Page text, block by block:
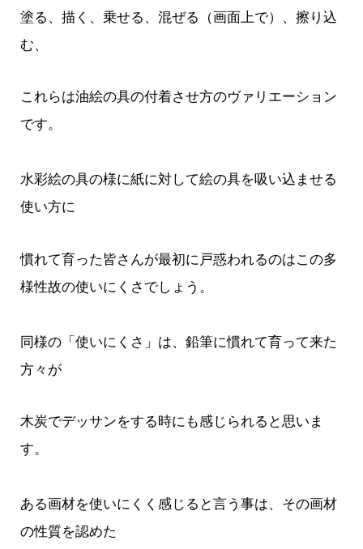
塗る、描く、乗せる、混ぜる（画面上で）、擦り込
む、
これらは油絵の具の付着させ方のヴァリエーション
です。
水彩絵の具の様に紙に対して絵の具を吸い込ませる
使い方に
慣れて育った皆さんが最初に戸惑われるのはこの多
様性故の使いにくさでしょう。
同様の「使いにくさ」は、鉛筆に慣れて育って来た
方々が
木炭でデッサンをする時にも感じられると思いま
す。
ある画材を使いにくく感じると言う事は、その画材
の性質を認めた